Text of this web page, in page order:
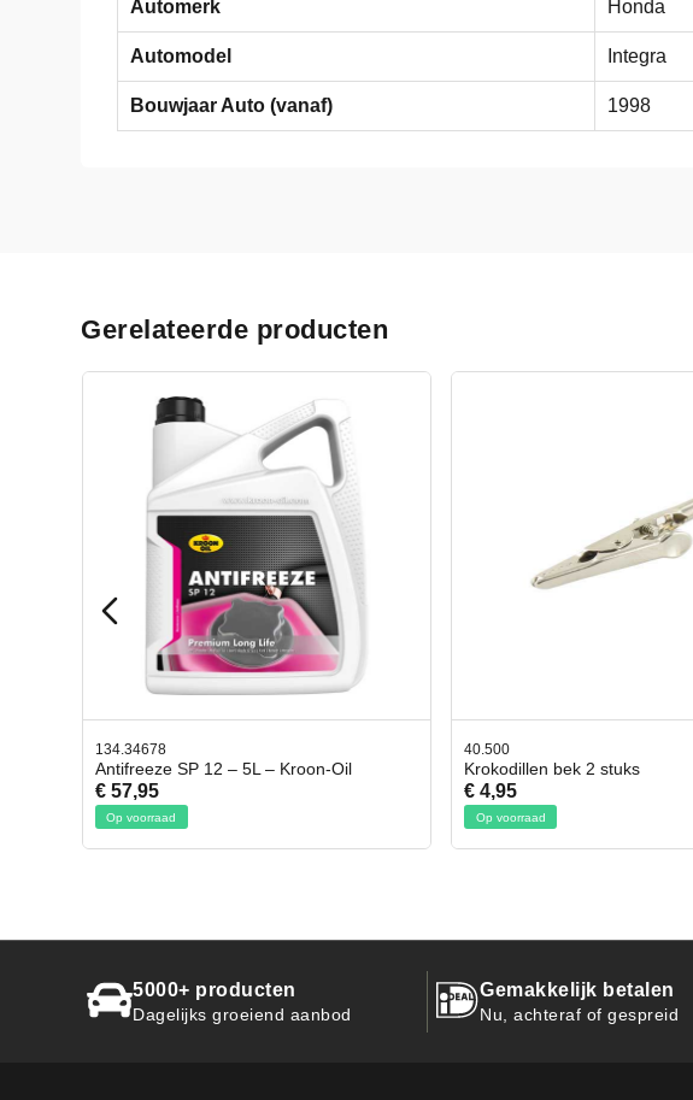
Automerk Honda
Automodel Integra
Bouwjaar Auto (vanaf) 1998
Gerelateerde producten
40.500
Krokodillen bek 2 stuks
€ 4,95
Op voorraad
78.80350
Gevlochtenkous ø 35mm
€ 50,95
Op voorraad
5000+ producten
Dagelijks groeiend aanbod
Gemakkelijk betalen
Nu, achteraf of gespreid